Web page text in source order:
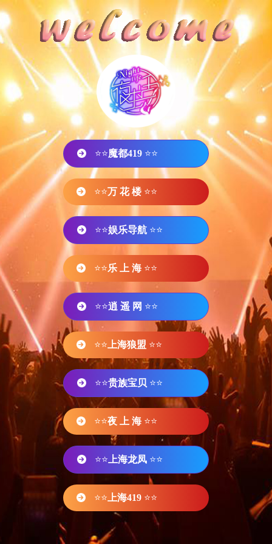
⭐⭐魔都419 ⭐⭐
⭐⭐万 花 楼 ⭐⭐
⭐⭐娱乐导航 ⭐⭐
⭐⭐乐 上 海 ⭐⭐
⭐⭐逍 遥 网 ⭐⭐
⭐⭐ 上海狼盟 ⭐⭐
⭐⭐贵族宝贝 ⭐⭐
⭐⭐夜 上 海 ⭐⭐
⭐⭐ 上海龙凤 ⭐⭐
⭐⭐ 上海419 ⭐⭐